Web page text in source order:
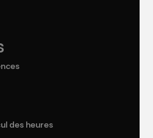
des heures